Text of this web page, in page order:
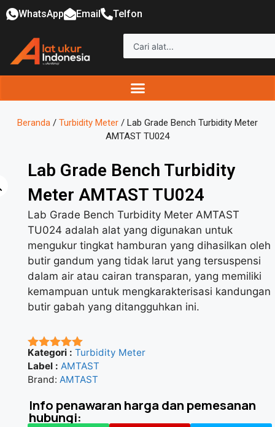
WhatsApp Email Telfon
Beranda / Turbidity Meter / Lab Grade Bench Turbidity Meter
AMTAST TU024
Lab Grade Bench Turbidity
Meter AMTAST TU024
Lab Grade Bench Turbidity Meter AMTAST
TU024 adalah alat yang digunakan untuk
mengukur tingkat hamburan yang dihasilkan oleh
butir gandum yang tidak larut yang tersuspensi
dalam air atau cairan transparan, yang memiliki
kemampuan untuk mengkarakterisasi kandungan
butir gabah yang ditangguhkan ini.
★★★★★
Kategori : Turbidity Meter
Label : AMTAST
Brand: AMTAST
Info penawaran harga dan pemesanan
hubungi: